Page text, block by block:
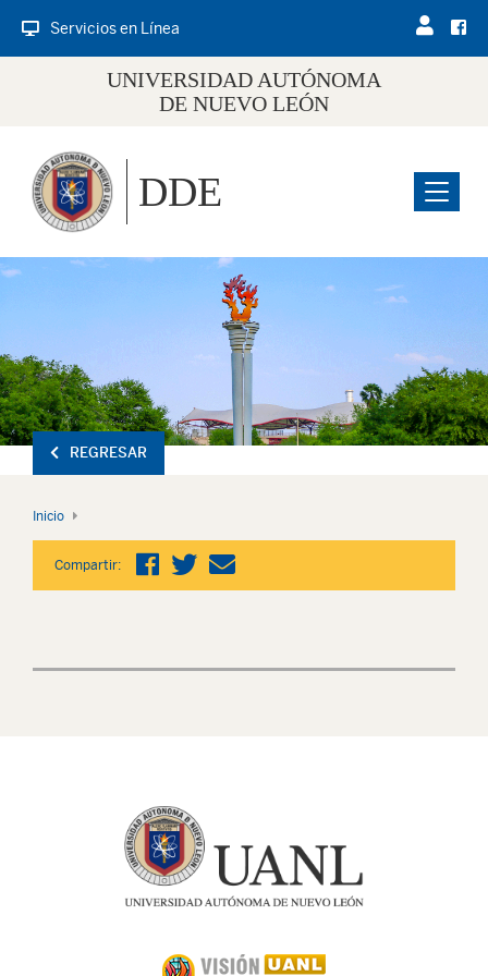
Servicios en Línea
UNIVERSIDAD AUTÓNOMA
DE NUEVO LEÓN
Menu
DDE
REGRESAR
Inicio
Compartir: